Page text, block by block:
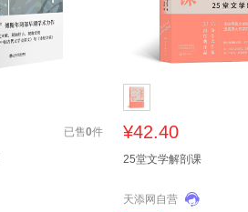
已售0件 ¥42.40
25堂文学解剖课
天添网自营